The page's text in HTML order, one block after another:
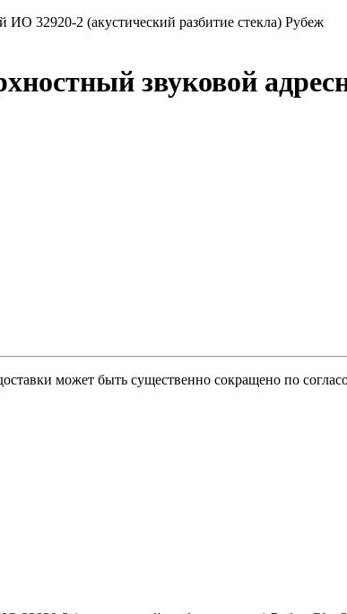
звуковой
может быть существенно сокращено по